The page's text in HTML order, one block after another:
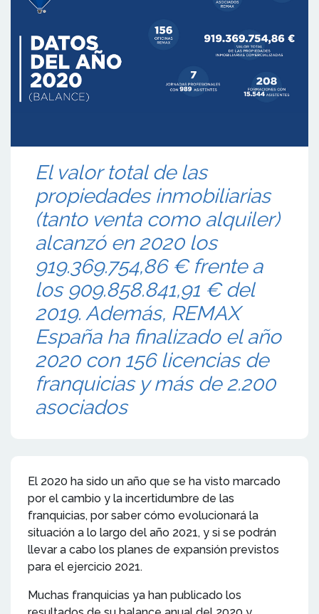
El valor total de las
propiedades inmobiliarias
(tanto venta como alquiler)
alcanzó en 2020 los
919.369.754,86 € frente a
los 909.858.841,91 € del
2019. Además, REMAX
España ha finalizado el año
2020 con 156 licencias de
franquicias y más de 2.200
asociados
El 2020 ha sido un año que se ha visto marcado
por el cambio y la incertidumbre de las
franquicias, por saber cómo evolucionará la
situación a lo largo del año 2021, y si se podrán
llevar a cabo los planes de expansión previstos
para el ejercicio 2021.
Muchas franquicias ya han publicado los